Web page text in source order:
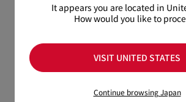
It appears you are located in
How would you like to
VISIT UNITED STATES
Continue browsing Japan